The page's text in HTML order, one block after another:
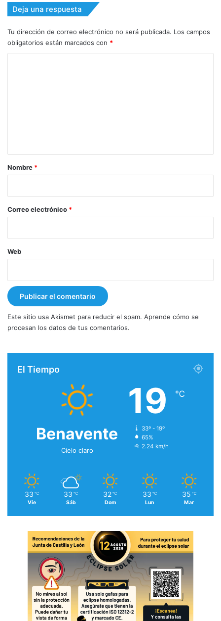
Deja una respuesta
Tu dirección de correo electrónico no será publicada. Los campos
obligatorios están marcados con *
r
*
Nombre *
Correo electrónico *
Web
Este sitio usa Akismet para reducir el spam. Aprende cómo se
procesan los datos de tus comentarios.
El Tiempo
Benavente
Cielo claro
19 ℃
33º - 19º
65%
2.24 km/h
33 ℃
Vie
33 ℃
Sáb
32 ℃
Dom
33 ℃
Lun
35 ℃
Mar